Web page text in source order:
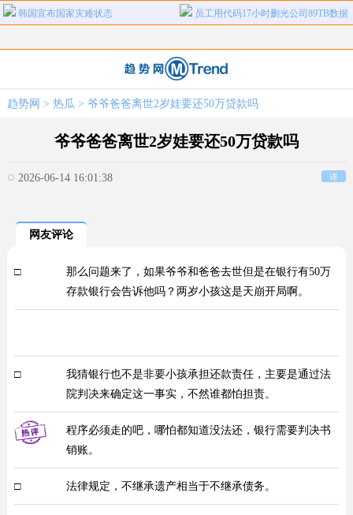
虱
韩国宣布国家灾难状态 员工用代码17小时删光公司89TB数据
泰航拒绝20多名中国乘客登机 两名女店员被炸身亡震动日本
女子称遭法院工作人员殴打扒衣羞辱 维也纳国际酒店客房遍布吸饱血的床
虱
趋势网 > 热瓜 > 爷爷爸爸离世2岁娃要还50万贷款吗
爷爷爸爸离世2岁娃要还50万贷款吗
2026-06-14 16:01:38 详
网友评论
□
那么问题来了，如果爷爷和爸爸去世但是在银行有50万
存款银行会告诉他吗？两岁小孩这是天崩开局啊。
□
我猜银行也不是非要小孩承担还款责任，主要是通过法
院判决来确定这一事实，不然谁都怕担责。
程序必须走的吧，哪怕都知道没法还，银行需要判决书
销账。
□ 法律规定，不继承遗产相当于不继承债务。